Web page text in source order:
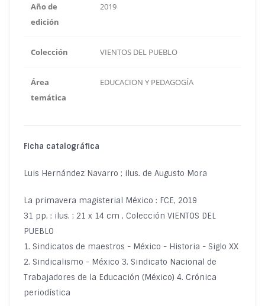
Año de
edición
2019
Colección VIENTOS DEL PUEBLO
Área
temática
EDUCACION Y PEDAGOGÍA
Ficha catalográfica
Luis Hernández Navarro ; ilus. de Augusto Mora
La primavera magisterial México : FCE, 2019
31 pp. : ilus. ; 21 x 14 cm , Colección VIENTOS DEL
PUEBLO
1. Sindicatos de maestros - México - Historia - Siglo XX
2. Sindicalismo - México 3. Sindicato Nacional de
Trabajadores de la Educación (México) 4. Crónica
periodística